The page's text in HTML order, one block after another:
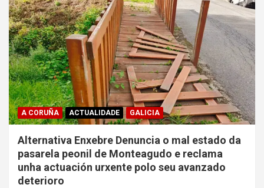
A CORUÑA ACTUALIDADE GALICIA
Alternativa Enxebre Denuncia o mal estado da
pasarela peonil de Monteagudo e reclama
unha actuación urxente polo seu avanzado
deterioro